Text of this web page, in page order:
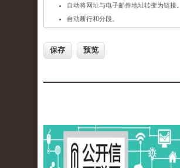
自动将网址与电子邮件地址转变为链接。
自动断行和分段。